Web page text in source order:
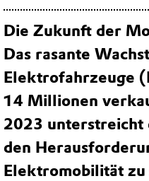
Die Zukunft der
Das rasante
Elektrofahrzeuge
14 Millionen
2023 unterstreicht
den
Elektromobilität zu